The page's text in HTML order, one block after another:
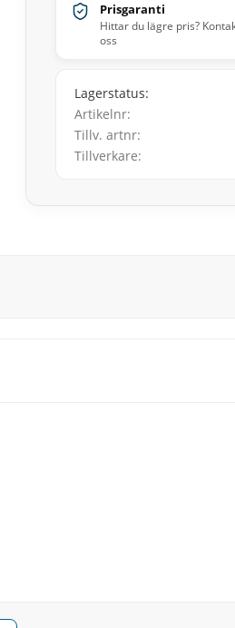
Prisgaranti
Hittar du lägre pris?
oss
Lagerstatus
Artikelnr
Tillv. artnr
Tillverkare